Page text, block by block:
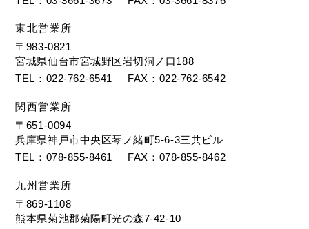
東北営業所
〒983-0821
宮城県仙台市宮城野区岩切洞ノ口188
TEL
022-762-6541 FAX 022-762-6542
関西営業所
〒651-0094
兵庫県神戸市中央区琴ノ緒町5-6-3三共ビル
TEL
078-855-8461 FAX 078-855-8462
九州営業所
〒869-1108
熊本県菊池郡菊陽町光の森7-42-10